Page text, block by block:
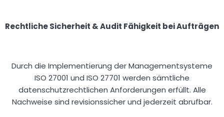
Rechtliche Sicherheit & Audit Fähigkeit bei Aufträgen
Durch die Implementierung der Managementsysteme
ISO 27001 und ISO 27701 werden sämtliche
datenschutzrechtlichen Anforderungen erfüllt. Alle
Nachweise sind revisionssicher und jederzeit abrufbar.